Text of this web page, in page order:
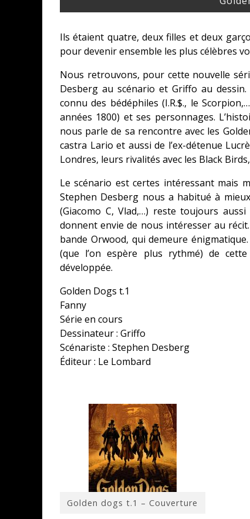
Ils étaient quatre, deux filles et deux
pour devenir ensemble les plus célèbres
Nous retrouvons, pour cette nouvelle
Desberg au scénario et Griffo au
connu des bédéphiles (I.R.$., le
années 1800) et ses personnages.
nous parle de sa rencontre avec les
castra Lario et aussi de l’ex-détenue
Londres, leurs rivalités avec les Black
Le scénario est certes intéressant mais
Stephen Desberg nous a habitué à
(Giacomo C, Vlad,…) reste toujours
donnent envie de nous intéresser au
bande Orwood, qui demeure
(que l’on espère plus rythmé) de
développée.
Golden Dogs t.1
Fanny
Série en cours
Dessinateur : Griffo
Scénariste : Stephen Desberg
Éditeur : Le Lombard
Golden dogs t.1 – Couverture